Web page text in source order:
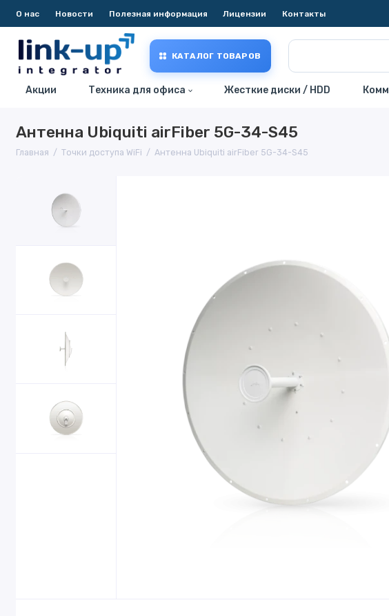
О нас Новости Полезная информация Лицензии Контакты
КАТАЛОГ ТОВАРОВ
Акции Техника для офиса Жесткие диски / HDD
Антенна Ubiquiti airFiber 5G-34-S45
Главная Точки доступа WiFi Антенна Ubiquiti airFiber 5G-34-S45